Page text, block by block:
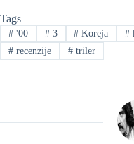
Tags
#'00 #3 # Koreja #
#recenzije #triler